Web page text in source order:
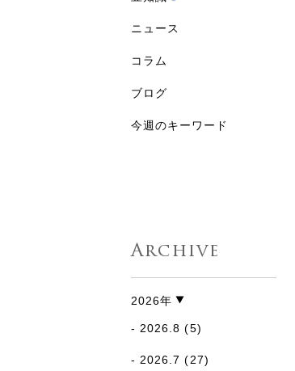
ニュース
コラム
ブログ
今週のキーワード
Archive
2026年
2026.8 (5)
2026.7 (27)